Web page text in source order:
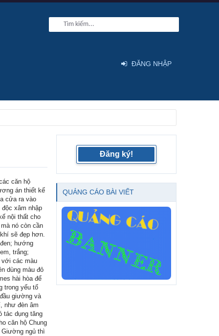
căn hộ
án thiết kế
cửa ra vào
xâm nhập
nội thất cho
nó còn cần
sẽ đẹp hơn.
hướng
trắng;
với các màu
dùng màu đỏ
hài hòa để
trong yếu tố
giường và
như đèn âm
tác dụng tăng
căn hộ Chung
ngủ thì
Đăng ký!
QUẢNG CÁO BÀI VIẾT
ĐĂNG NHẬP